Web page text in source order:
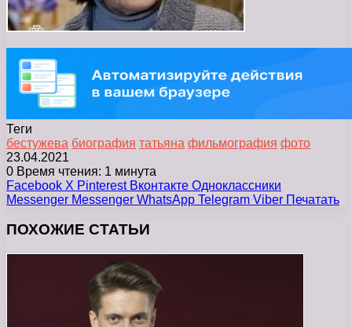
Теги
бестужева биография татьяна фильмография фото
23.04.2021
0 Время чтения: 1 минута
Facebook X Pinterest Вконтакте Одноклассники
Messenger Messenger WhatsApp Telegram Viber Печатать
ПОХОЖИЕ СТАТЬИ